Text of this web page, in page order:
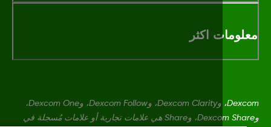
اكثر
Dexcom، وDexcom Clarity، وDexcom Follow، وDexcom One،
وDexcom Share، وShare هي علامات تجارية أو علامات مُسجلة في